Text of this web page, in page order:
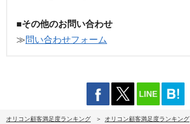
■その他のお問い合わせ
≫問い合わせフォーム
オリコン顧客満足度ランキング オリコン顧客満足度ランキング